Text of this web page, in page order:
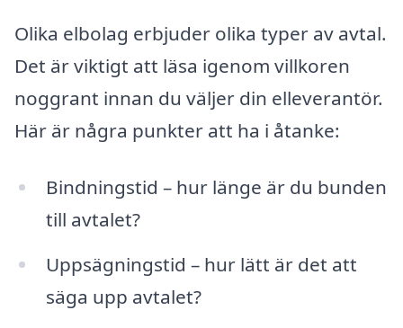
Olika elbolag erbjuder olika typer av avtal.
Det är viktigt att läsa igenom villkoren
noggrant innan du väljer din elleverantör.
Här är några punkter att ha i åtanke:
Bindningstid – hur länge är du bunden
till avtalet?
Uppsägningstid – hur lätt är det att
säga upp avtalet?